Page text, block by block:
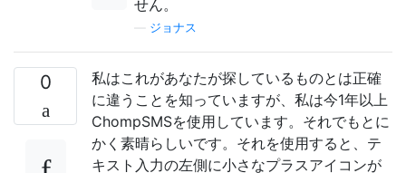
せん。
ジョナス
0
私はこれがあなたが探しているものとは正確
に違うことを知っていますが、私は今1年以上
ChompSMSを使用しています。それでもとに
かく素晴らしいです。それを使用すると、テ
キスト入力の左側に小さなプラスアイコンが